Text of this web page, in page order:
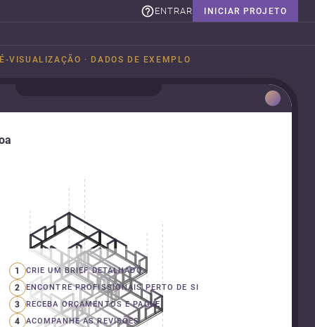
INICIAR PROJETO
ENTRAR
VISUALIZAÇÃO · DADOS DE EXEMPLO
1 CRIE UM BRIEF DETALHADO
2 ENCONTRE PROFISSIONAIS PERTO DE SI
3 RECEBA ORÇAMENTOS E PAGUE
4 ACOMPANHE AS REVISÕES